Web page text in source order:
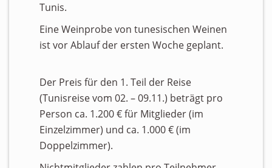
Tunis.
Eine Weinprobe von tunesischen Weinen
ist vor Ablauf der ersten Woche geplant.
Der Preis für den 1. Teil der Reise
(Tunisreise vom 02. – 09.11.) beträgt pro
Person ca. 1.200 € für Mitglieder (im
Einzelzimmer) und ca. 1.000 € (im
Doppelzimmer).